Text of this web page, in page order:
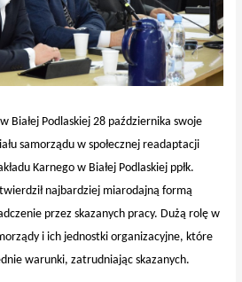
Białej Podlaskiej 28 października swoje
samorządu w społecznej readaptacji
Karnego w Białej Podlaskiej ppłk.
najbardziej miarodajną formą
przez skazanych pracy. Dużą rolę w
i ich jednostki organizacyjne, które
warunki, zatrudniając skazanych.